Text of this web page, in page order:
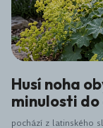
Husí noha
minulosti do
pochází z latinského